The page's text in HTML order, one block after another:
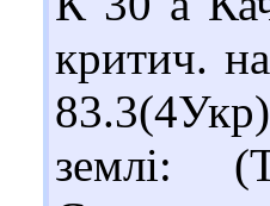
критич.
землі: